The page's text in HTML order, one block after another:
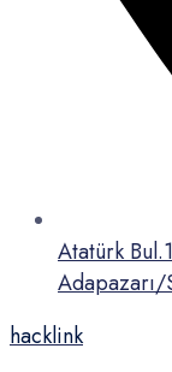
Atatürk
Adapazarı/
hacklink